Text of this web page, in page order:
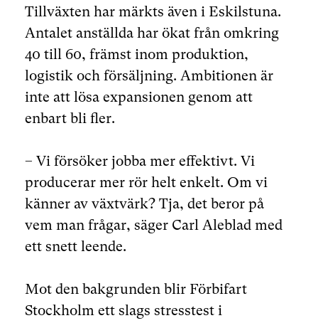
Tillväxten har märkts även i Eskilstuna.
Antalet anställda har ökat från omkring
40 till 60, främst inom produktion,
logistik och försäljning. Ambitionen är
inte att lösa expansionen genom att
enbart bli fler.
– Vi försöker jobba mer effektivt. Vi
producerar mer rör helt enkelt. Om vi
känner av växtvärk? Tja, det beror på
vem man frågar, säger Carl Aleblad med
ett snett leende.
Mot den bakgrunden blir Förbifart
Stockholm ett slags stresstest i